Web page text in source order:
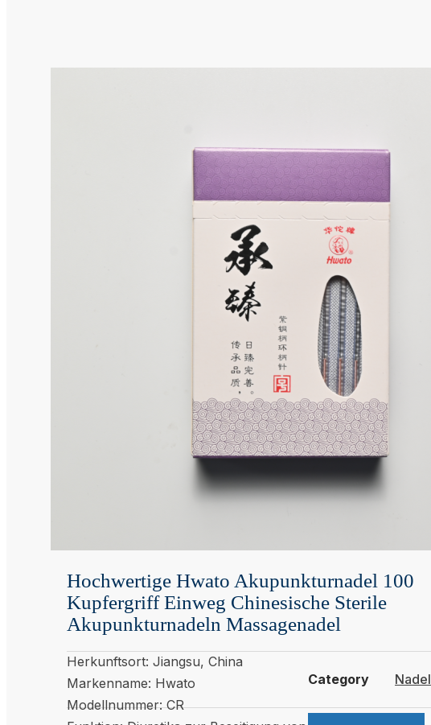
Hochwertige Hwato Akupunkturnadel 100
Kupfergriff Einweg Chinesische Sterile
Akupunkturnadeln Massagenadel
Herkunftsort: Jiangsu, China
Markenname: Hwato
Modellnummer: CR
Category Nadel